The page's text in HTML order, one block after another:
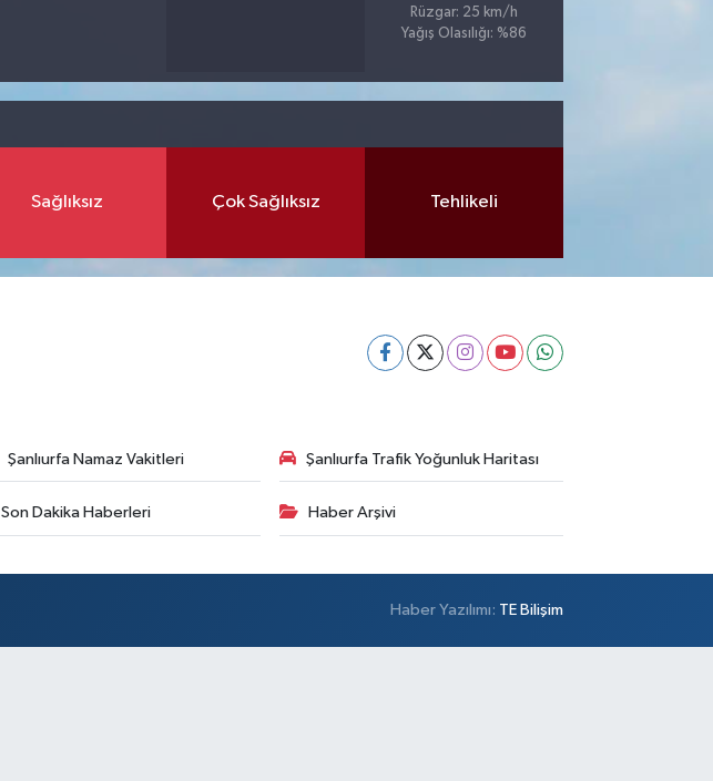
Rüzgar: 25 km/h
Yağış Olasılığı: %86
Sağlıksız Çok Sağlıksız Tehlikeli
Şanlıurfa Namaz Vakitleri Şanlıurfa Trafik Yoğunluk Haritası
Son Dakika Haberleri Haber Arşivi
Haber Yazılımı: TE Bilişim